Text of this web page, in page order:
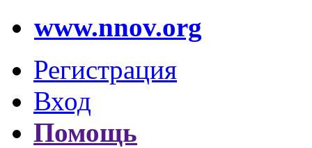
www.nnov.org
Регистрация
Вход
Помощь